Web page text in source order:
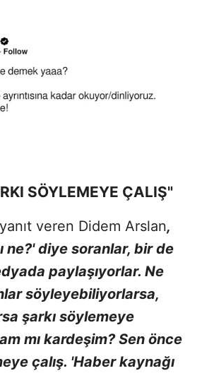
SÖYLEMEYE ÇALIŞ"
veren Didem Arslan,
ne?' diye soranlar, bir de
paylaşıyorlar. Ne
söyleyebiliyorlarsa,
şarkı söylemeye
mı kardeşim? Sen önce
çalış. 'Haber kaynağı